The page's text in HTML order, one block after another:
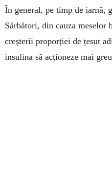
În general, pe timp de iarnă,
Sărbători, din cauza meselor
creșterii proporției de țesut
insulina să ac­ționeze mai